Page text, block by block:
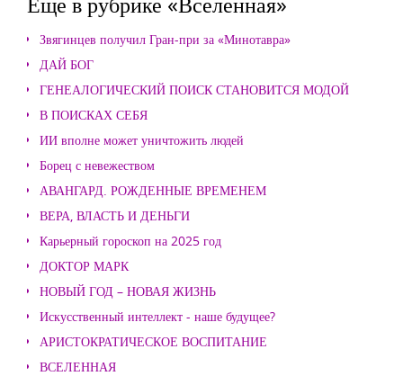
Звягинцев получил Гран-при за «Минотавра»
ДАЙ БОГ
ГЕНЕАЛОГИЧЕСКИЙ ПОИСК СТАНОВИТСЯ МОДОЙ
В ПОИСКАХ СЕБЯ
ИИ вполне может уничтожить людей
Борец с невежеством
АВАНГАРД. РОЖДЕННЫЕ ВРЕМЕНЕМ
ВЕРА, ВЛАСТЬ И ДЕНЬГИ
Карьерный гороскоп на 2025 год
ДОКТОР МАРК
НОВЫЙ ГОД – НОВАЯ ЖИЗНЬ
Искусственный интеллект - наше будущее?
АРИСТОКРАТИЧЕСКОЕ ВОСПИТАНИЕ
ВСЕЛЕННАЯ